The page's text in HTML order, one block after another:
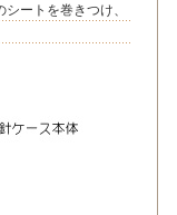
ートを巻きつけ、